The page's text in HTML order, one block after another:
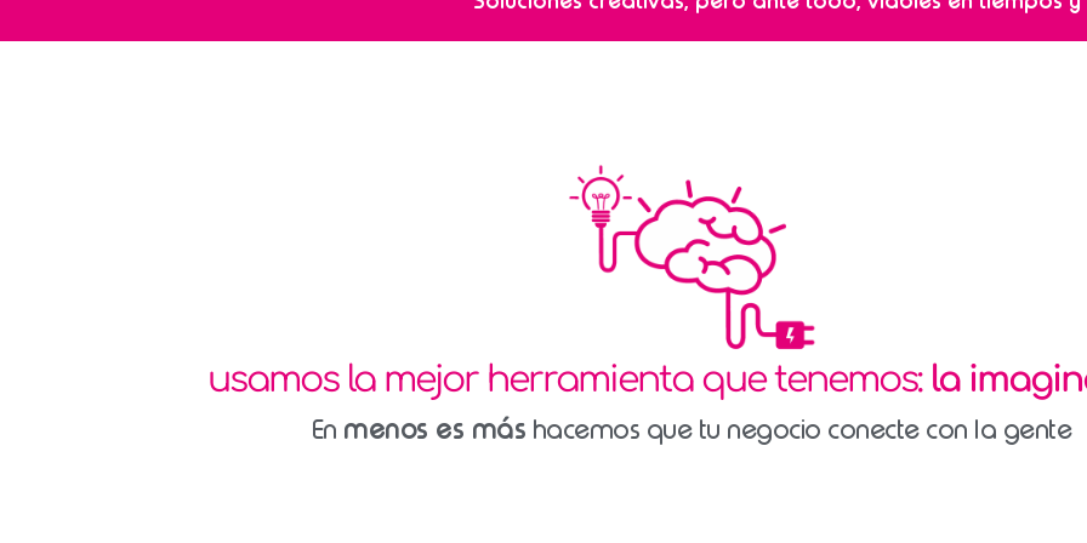
usamos la mejor herramienta que tenemos: la
En menos es más hacemos que tu negocio conecte con la gente